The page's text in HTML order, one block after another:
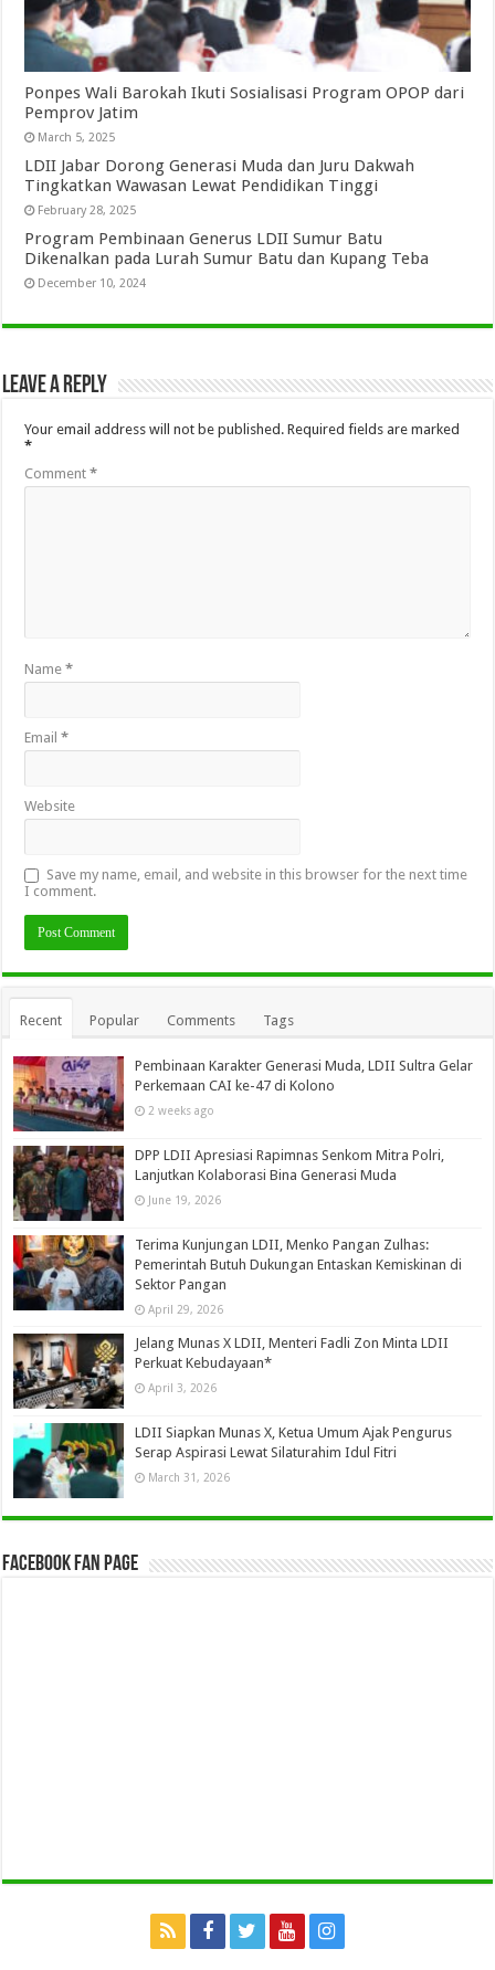
Ponpes Wali Barokah Ikuti Sosialisasi Program OPOP dari
Pemprov Jatim
March 5, 2025
LDII Jabar Dorong Generasi Muda dan Juru Dakwah
Tingkatkan Wawasan Lewat Pendidikan Tinggi
February 28, 2025
Program Pembinaan Generus LDII Sumur Batu
Dikenalkan pada Lurah Sumur Batu dan Kupang Teba
December 10, 2024
Leave a Reply
Your email address will not be published. Required fields are marked
*
Comment*
Name*
Email*
Website
Save my name, email, and website in this browser for the next time
I comment.
Recent Popular Comments Tags
Pembinaan Karakter Generasi Muda, LDII Sultra Gelar
Perkemaan CAI ke-47 di Kolono
2 weeks ago
DPP LDII Apresiasi Rapimnas Senkom Mitra Polri,
Lanjutkan Kolaborasi Bina Generasi Muda
June 19, 2026
Terima Kunjungan LDII, Menko Pangan Zulhas:
Pemerintah Butuh Dukungan Entaskan Kemiskinan di
Sektor Pangan
April 29, 2026
Jelang Munas X LDII, Menteri Fadli Zon Minta LDII
Perkuat Kebudayaan*
April 3, 2026
LDII Siapkan Munas X, Ketua Umum Ajak Pengurus
Serap Aspirasi Lewat Silaturahim Idul Fitri
March 31, 2026
Facebook Fan Page